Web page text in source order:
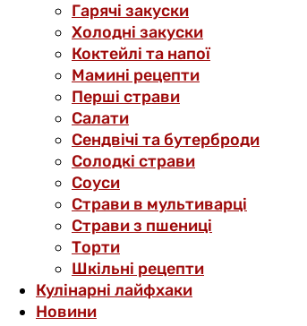
Гарячі закуски
Холодні закуски
Коктейлі та напої
Мамині рецепти
Перші страви
Салати
Сендвічі та бутерброди
Солодкі страви
Соуси
Страви в мультиварці
Страви з пшениці
Торти
Шкільні рецепти
Кулінарні лайфхаки
Новини